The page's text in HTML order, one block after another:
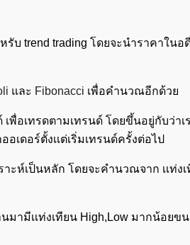
รับ trend trading โดยจะนำราคาใน
และ Fibonacci เพื่อคำนวณอีกด้วย
พื่อเทรดตามเทรนด์ โดยขึ้นอยู่กับว่า
เดอร์ตั้งเเต่เริ่มเทรนด์ครั้งต่อไป
าะห์เป็นหลัก โดยจะคำนวณจาก เเท่
มามีเเท่งเทียน High,Low มากน้อย